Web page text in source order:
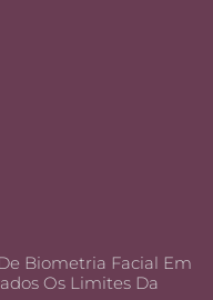
Biometria Facial Em
Os Limites Da